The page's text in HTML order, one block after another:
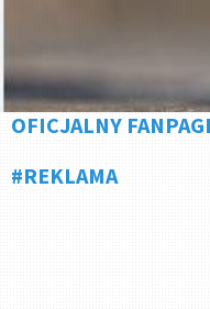
OFICJALNY
#REKLAMA